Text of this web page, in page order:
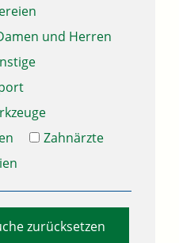
und Herren
Zahnärzte
zurücksetzen